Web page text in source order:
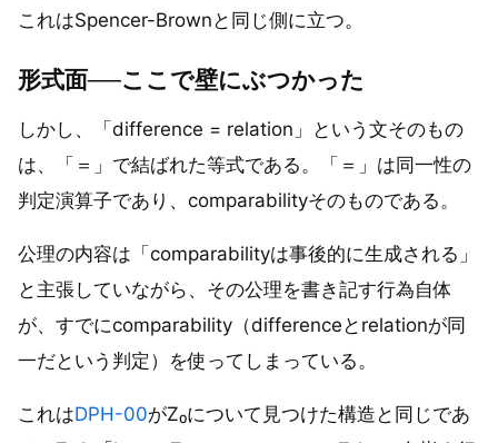
これはSpencer-Brownと同じ側に立つ。
形式面──ここで壁にぶつかった
しかし、「difference = relation」という文そのもの
は、「＝」で結ばれた等式である。「＝」は同一性の
判定演算子であり、comparabilityそのものである。
公理の内容は「comparabilityは事後的に生成される」
と主張していながら、その公理を書き記す行為自体
が、すでにcomparability（differenceとrelationが同
一だという判定）を使ってしまっている。
これはDPH-00がZ₀について見つけた構造と同じであ